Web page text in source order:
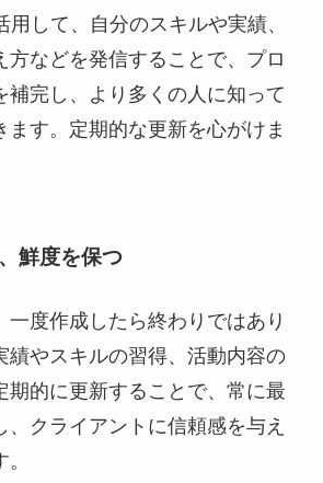
用して、自分のスキルや実績、
方などを発信することで、プロ
補完し、より多くの人に知って
ます。定期的な更新を心がけま
鮮度を保つ
一度作成したら終わりではあり
績やスキルの習得、活動内容の
期的に更新することで、常に最
、クライアントに信頼感を与え